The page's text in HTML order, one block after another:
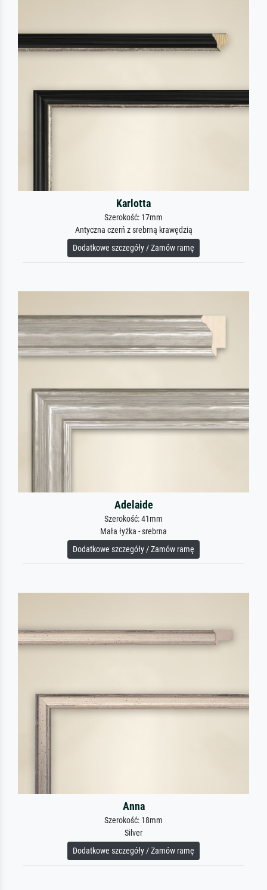
Karlotta
Szerokość: 17mm
Antyczna czerń z srebrną krawędzią
Dodatkowe szczegóły / Zamów ramę
Adelaide
Szerokość: 41mm
Mała łyżka - srebrna
Dodatkowe szczegóły / Zamów ramę
Anna
Szerokość: 18mm
Silver
Dodatkowe szczegóły / Zamów ramę